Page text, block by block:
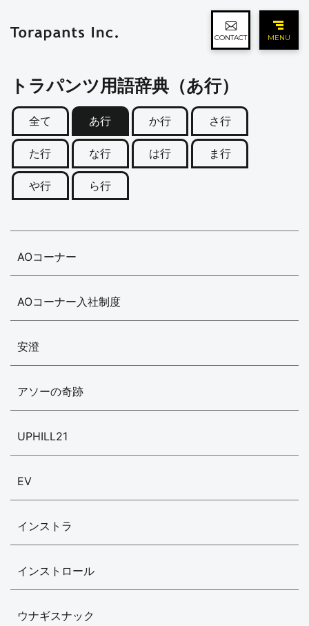
MENU
CONTACT
トラパンツ用語辞典（あ行）
全て あ行 か行 さ行
た行 な行 は行 ま行
や行 ら行
AOコーナー
AOコーナー入社制度
安澄
アソーの奇跡
UPHILL21
EV
インストラ
インストロール
ウナギスナック